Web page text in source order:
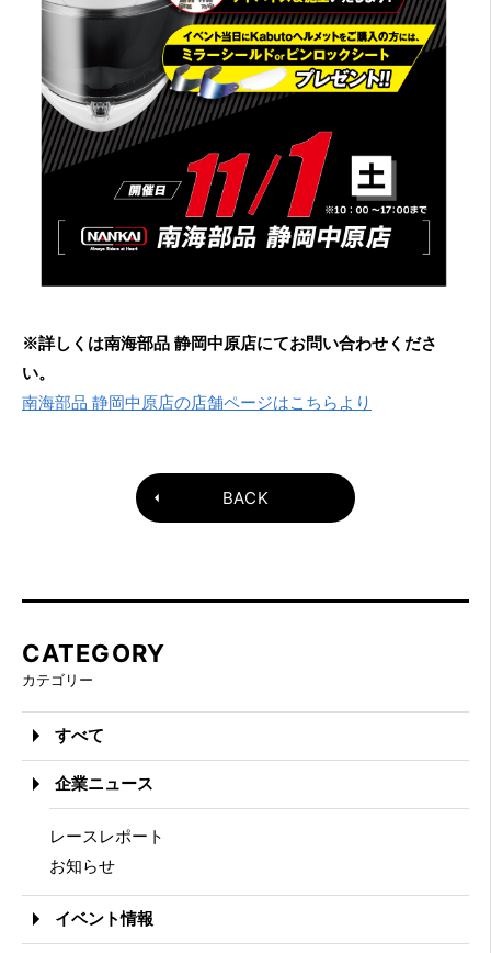
※詳しくは南海部品 静岡中原店にてお問い合わせくださ
い。
南海部品 静岡中原店の店舗ページはこちらより
BACK
CATEGORY
カテゴリー
すべて
企業ニュース
レースレポート
お知らせ
イベント情報